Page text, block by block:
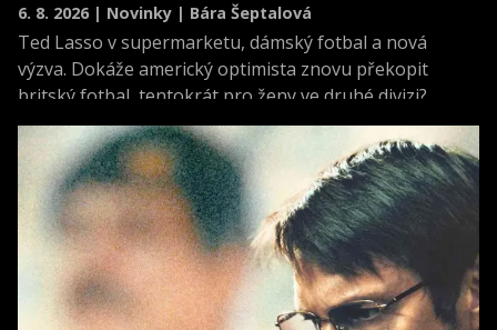
6. 8. 2026 | Novinky | Bára Šeptalová
Ted Lasso v supermarketu, dámský fotbal a nová
výzva. Dokáže americký optimista znovu překopit
britský fotbal, tentokrát pro ženy ve druhé divizi?